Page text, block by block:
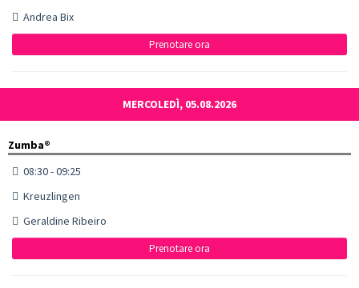
Andrea Bix
Prenotare ora
MERCOLEDÌ, 05.08.2026
Zumba®
08:30 - 09:25
Kreuzlingen
Geraldine Ribeiro
Prenotare ora